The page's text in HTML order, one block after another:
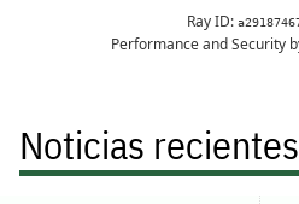
Noticias recientes